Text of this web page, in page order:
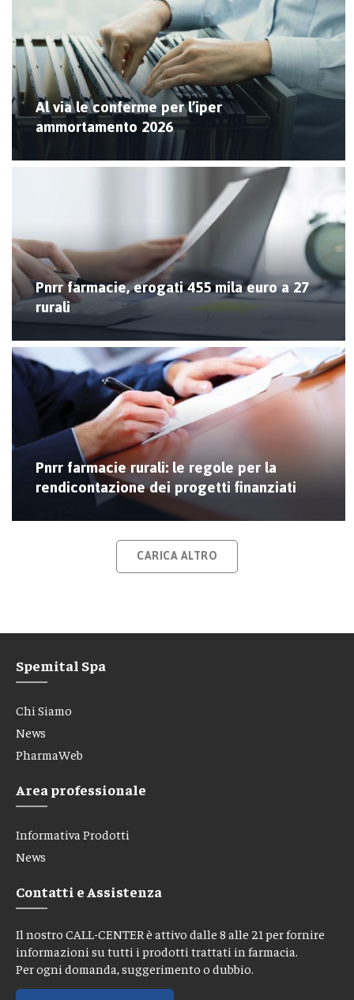
Al via le conferme per l’iper
ammortamento 2026
Pnrr farmacie, erogati 455 mila euro a 27
rurali
Pnrr farmacie rurali: le regole per la
rendicontazione dei progetti finanziati
CARICA ALTRO
Spemital Spa
Chi Siamo
News
PharmaWeb
Area professionale
Informativa Prodotti
News
Contatti e Assistenza
Il nostro CALL-CENTER è attivo dalle 8 alle 21 per fornire
informazioni su tutti i prodotti trattati in farmacia.
Per ogni domanda, suggerimento o dubbio.